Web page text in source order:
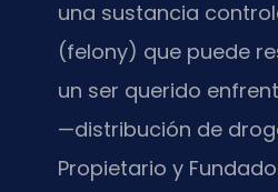
una sustancia
(felony) que puede
un ser querido
—distribución de
Propietario y